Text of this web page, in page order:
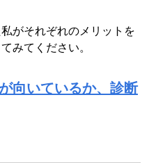
がそれぞれのメリットを
みてください。
向いているか、診断